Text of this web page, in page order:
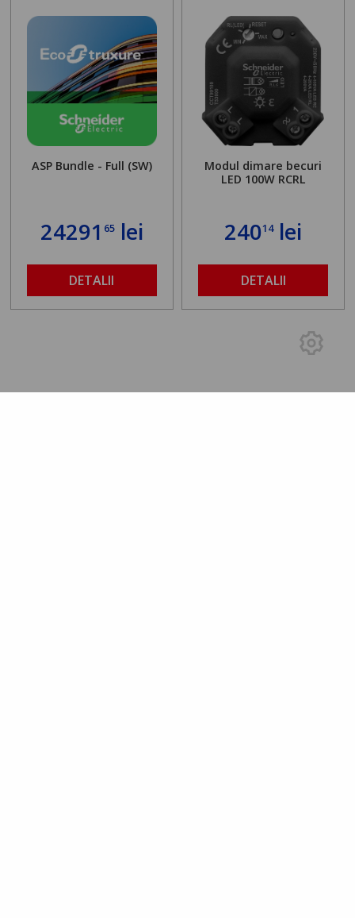
ASP Bundle - Full (SW)
24291 65lei
DETALII
Modul dimare becuri
LED 100W RCRL
24014lei
DETALII